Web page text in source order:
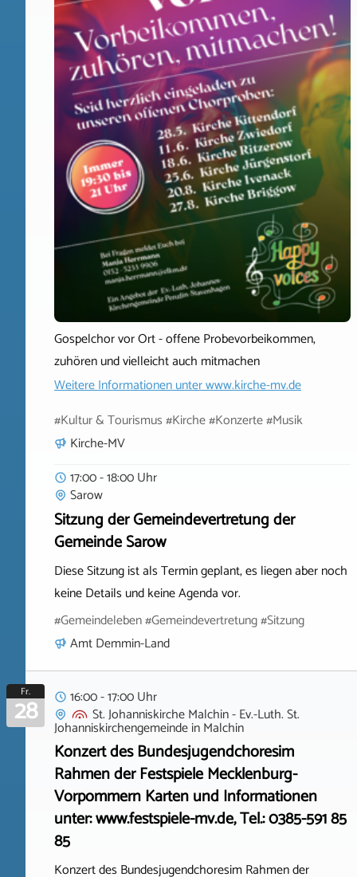
Gospelchor vor Ort - offene Probevorbeikommen,
zuhören und vielleicht auch mitmachen
Weitere Informationen unterwww.kirche-mv.de
#Kultur & Tourismus #Kirche #Konzerte #Musik
Kirche-MV
17:00 - 18:00 Uhr
Sarow
Sitzung der Gemeindevertretung der
Gemeinde Sarow
Diese Sitzung ist als Termin geplant, es liegen aber noch
keine Details und keine Agenda vor.
#Gemeindeleben #Gemeindevertretung #Sitzung
Amt Demmin-Land
Fr.
28
16:00 - 17:00 Uhr
St. Johanniskirche Malchin - Ev.-Luth. St.
JohanniskirchengemeindeinMalchin
Konzert des Bundesjugendchoresim
Rahmen der Festspiele Mecklenburg-
Vorpommern Karten und Informationen
unter: www.festspiele-mv.de, Tel.: 0385-591 85
85
Konzert des Bundesjugendchoresim Rahmen der